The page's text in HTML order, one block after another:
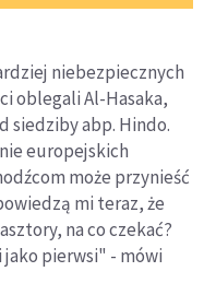
niebezpiecznych
oblegali Al-Hasaka,
siedziby abp. Hindo.
europejskich
może przynieść
mi teraz, że
na co czekać?
jako pierwsi" - mówi